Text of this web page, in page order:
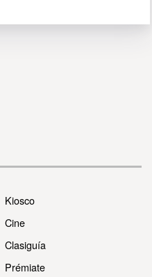
Kiosco
Cine
Clasiguía
Prémiate